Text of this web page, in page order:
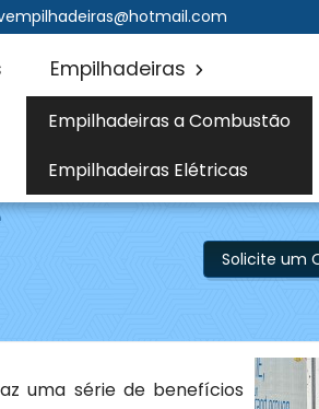
Empilhadeiras
Empilhadeiras a Combustão
Empilhadeiras Elétricas
Solicite um
uma série de benefícios